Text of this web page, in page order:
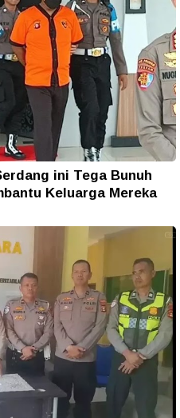
ini Tega Bunuh
Keluarga Mereka